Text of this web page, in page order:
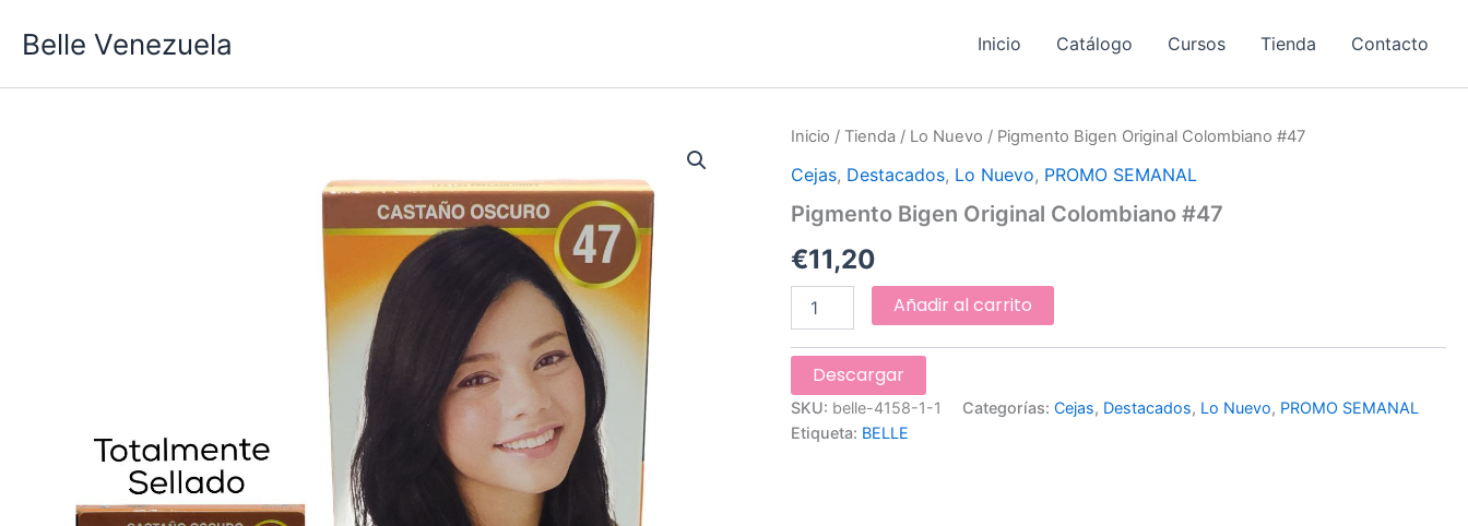
Belle Venezuela Inicio Catálogo Cursos Tienda Contacto
Inicio /Tienda / Lo Nuevo / Pigmento Bigen Original Colombiano #47
Cejas, Destacados, Lo Nuevo, PROMO SEMANAL
Pigmento Bigen Original Colombiano #47
€11,20
Pigmento
Original
#47
Añadir al carrito
Descargar
SKU: belle-4158-1-1 Categorías:Cejas, Destacados, Lo Nuevo, PROMO SEMANAL
Etiqueta: BELLE